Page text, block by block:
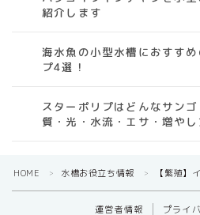
紹介します
海水魚の小型水槽におすす
プ4選！
スターポリプはどんなサン
質・光・水流・エサ・増やし
HOME ＞ 水槽お役立ち情報 ＞ 【繁殖】
運営者情報 プライ